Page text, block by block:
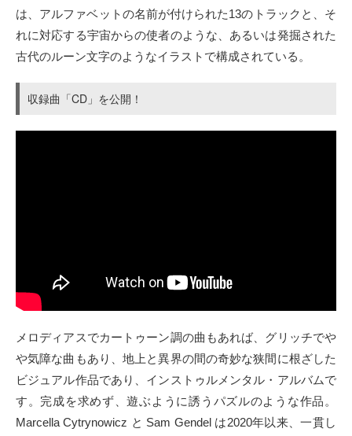
to indienative
は、アルファベットの名前が付けられた13のトラックと、そ
れに対応する宇宙からの使者のような、あるいは発掘された
古代のルーン文字のようなイラストで構成されている。
収録曲「CD」を公開！
メロディアスでカートゥーン調の曲もあれば、グリッチでや
や気障な曲もあり、地上と異界の間の奇妙な狭間に根ざした
ビジュアル作品であり、インストゥルメンタル・アルバムで
す。完成を求めず、遊ぶように誘うパズルのような作品。
Marcella Cytrynowicz と Sam Gendel は2020年以来、一貫し